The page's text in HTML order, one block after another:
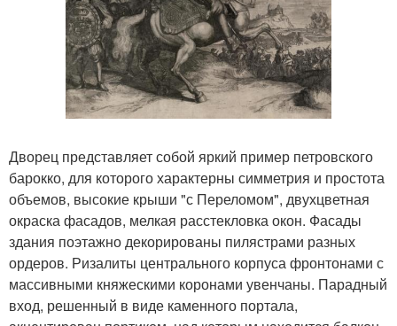
Дворец представляет собой яркий пример петровского
барокко, для которого характерны симметрия и простота
объемов, высокие крыши "с Переломом", двухцветная
окраска фасадов, мелкая расстекловка окон. Фасады
здания поэтажно декорированы пилястрами разных
ордеров. Ризалиты центрального корпуса фронтонами с
массивными княжескими коронами увенчаны. Парадный
вход, решенный в виде каменного портала,